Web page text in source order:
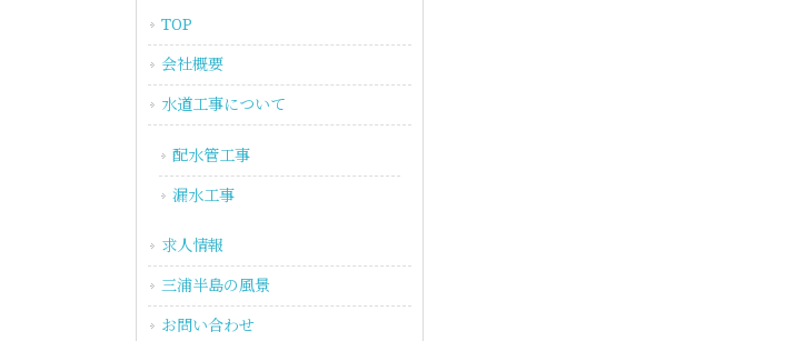
TOP
会社概要
水道工事について
配水管工事
漏水工事
求人情報
三浦半島の風景
お問い合わせ